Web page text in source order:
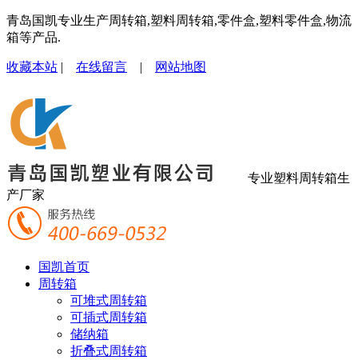
青岛国凯专业生产周转箱,塑料周转箱,零件盒,塑料零件盒,物流
箱等产品.
收藏本站 | 在线留言 | 网站地图
专业塑料周转箱生
产厂家
国凯首页
周转箱
可堆式周转箱
可插式周转箱
储纳箱
折叠式周转箱